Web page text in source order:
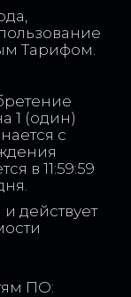
Тарифом.
1 (один)
с
в 11:59:59
и действует
ПО: